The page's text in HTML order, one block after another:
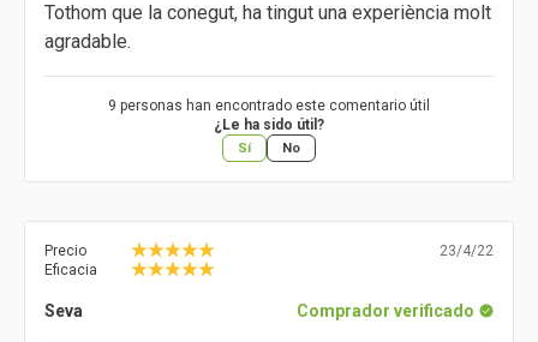
Tothom que la conegut, ha tingut una experiència molt
agradable.
9 personas han encontrado este comentario útil
¿Le ha sido útil?
Sí No
Precio
Eficacia
23/4/22
Seva Comprador verificado